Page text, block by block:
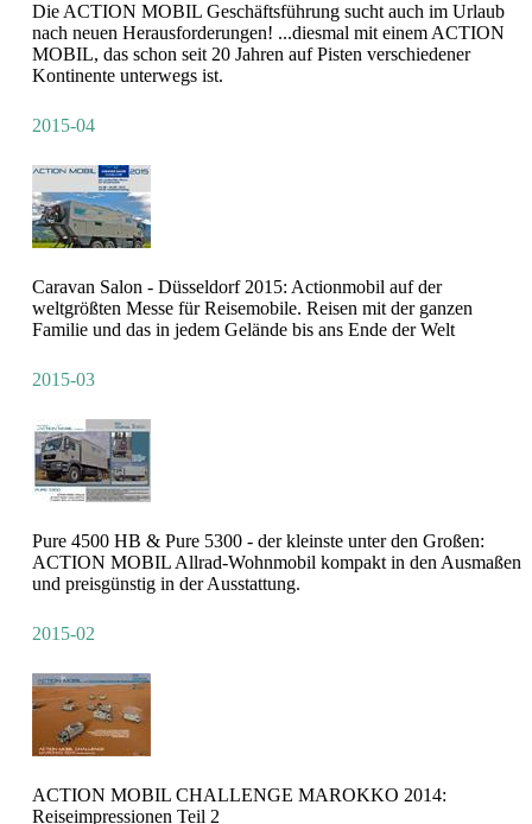
Die ACTION MOBIL Geschäftsführung sucht auch im Urlaub
nach neuen Herausforderungen! ...diesmal mit einem ACTION
MOBIL, das schon seit 20 Jahren auf Pisten verschiedener
Kontinente unterwegs ist.
2015-04
Caravan Salon - Düsseldorf 2015: Actionmobil auf der
weltgrößten Messe für Reisemobile. Reisen mit der ganzen
Familie und das in jedem Gelände bis ans Ende der Welt
2015-03
Pure 4500 HB & Pure 5300 - der kleinste unter den Großen:
ACTION MOBIL Allrad-Wohnmobil kompakt in den Ausmaßen
und preisgünstig in der Ausstattung.
2015-02
ACTION MOBIL CHALLENGE MAROKKO 2014:
Reiseimpressionen Teil 2